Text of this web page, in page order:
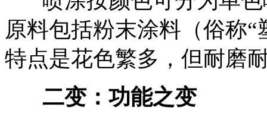
原料包括粉末涂料（俗称
特点是花色繁多，但耐磨
二变：功能之变